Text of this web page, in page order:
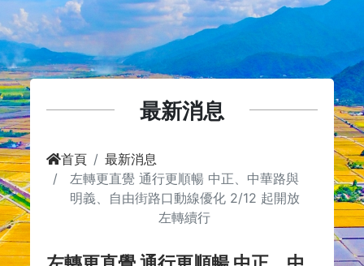
最新消息
首頁
最新消息
左轉更直覺 通行更順暢 中正、中華路與
明義、自由街路口動線優化 2/12 起開放
左轉續行